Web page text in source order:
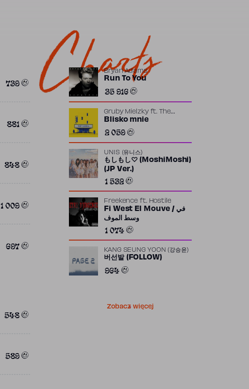
739
881
848
1 009
697
548
589
Charts
Bryan Adams
Run To You
35 916
Gruby Mielzkyft.
The
Returners
Blisko mnie
2 059
UNIS (유니스)
もしもし♡ (MoshiMoshi)
(JP Ver.)
1 532
Freekence ft. Hostile
Fi West El Mouve / في
وسط الموف
1 074
KANG SEUNG YOON (강승윤)
버선발 (FOLLOW)
964
Zobacz więcej